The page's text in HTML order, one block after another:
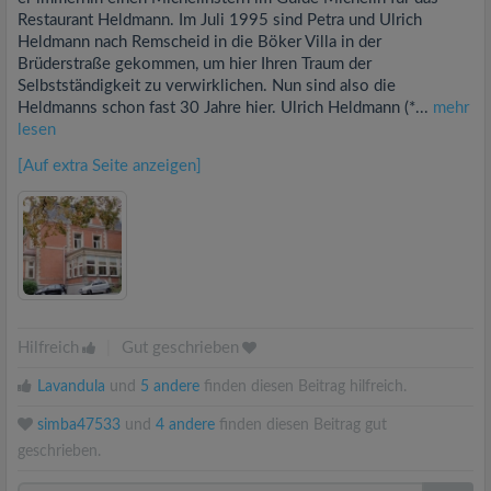
Restaurant Heldmann. Im Juli 1995 sind Petra und Ulrich
Heldmann nach Remscheid in die Böker Villa in der
Brüderstraße gekommen, um hier Ihren Traum der
Selbstständigkeit zu verwirklichen. Nun sind also die
Heldmanns schon fast 30 Jahre hier. Ulrich Heldmann (*... mehr
lesen
[Auf extra Seite anzeigen]
Hilfreich Gut geschrieben
Lavandula und 5 andere finden diesen Beitrag hilfreich.
simba47533 und 4 andere finden diesen Beitrag gut
geschrieben.